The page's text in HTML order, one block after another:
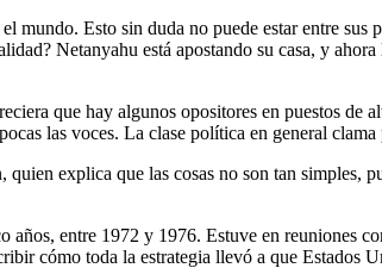
mundo. Esto sin duda no puede estar entre sus
Netanyahu está apostando su casa, y
que hay algunos opositores en puestos de
las voces. La clase política en general
explica que las cosas no son tan simples,
años, entre 1972 y 1976. Estuve en reuniones
cómo toda la estrategia llevó a que Estados